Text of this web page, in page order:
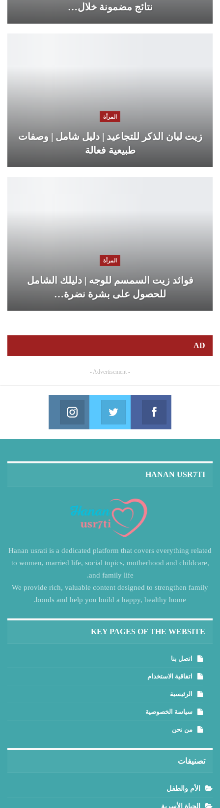
نتائج مضمونة خلال…
المرأة
زيت لبان الذكر للتجاعيد | دليل شامل | وصفات
طبيعية فعالة
المرأة
فوائد زيت السمسم للوجه | دليلك الشامل
للحصول على بشرة نضرة…
AD
- Advertisement -
Facebook
Join us on Facebook
Twitter
Join us on Twitter
HANAN USR7TI
Hanan usrati is a dedicated platform that covers everything related
to women, married life, social topics, motherhood and childcare,
and family life.
We provide rich, valuable content designed to strengthen family
bonds and help you build a happy, healthy home.
KEY PAGES OF THE WEBSITE
اتصل بنا
اتفاقية الاستخدام
الرئيسية
سياسة الخصوصية
من نحن
تصنيفات
الأم والطفل
الحياة الأسرية